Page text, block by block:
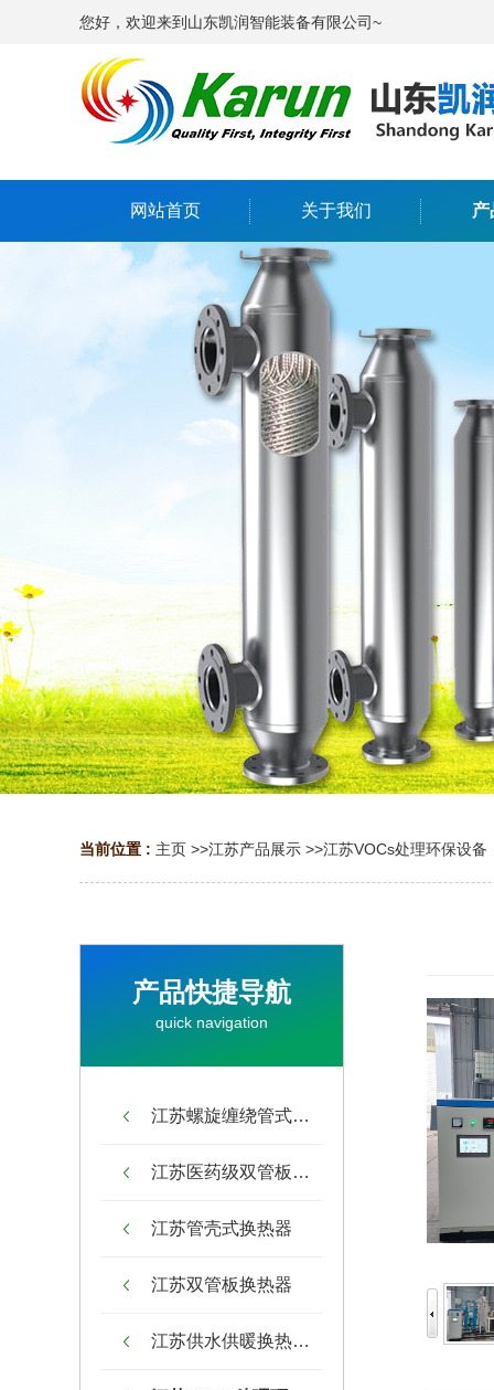
您好，欢迎来到山东凯润智能装备有限公司~
网站首页 关于我们 产
当前位置 : 主页 >>江苏产品展示 >>江苏VOCs处理环保设备
产品快捷导航
quick navigation
江苏螺旋缠绕管式换热器
江苏医药级双管板换热器
江苏管壳式换热器
江苏双管板换热器
江苏供水供暖换热机组